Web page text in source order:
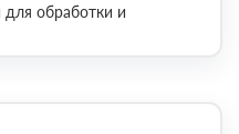
обработки и